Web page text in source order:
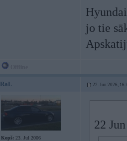
jo tie
RaL 22. Jun 2026,
Kopš: 23. Jul 2006
22